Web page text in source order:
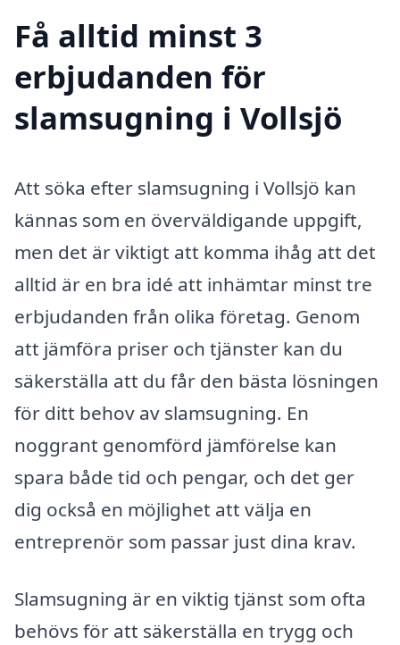
Få alltid minst 3
erbjudanden för
slamsugning i Vollsjö
Att söka efter slamsugning i Vollsjö kan
kännas som en överväldigande uppgift,
men det är viktigt att komma ihåg att det
alltid är en bra idé att inhämtar minst tre
erbjudanden från olika företag. Genom
att jämföra priser och tjänster kan du
säkerställa att du får den bästa lösningen
för ditt behov av slamsugning. En
noggrant genomförd jämförelse kan
spara både tid och pengar, och det ger
dig också en möjlighet att välja en
entreprenör som passar just dina krav.
Slamsugning är en viktig tjänst som ofta
behövs för att säkerställa en trygg och